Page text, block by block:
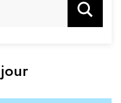
Rechercher